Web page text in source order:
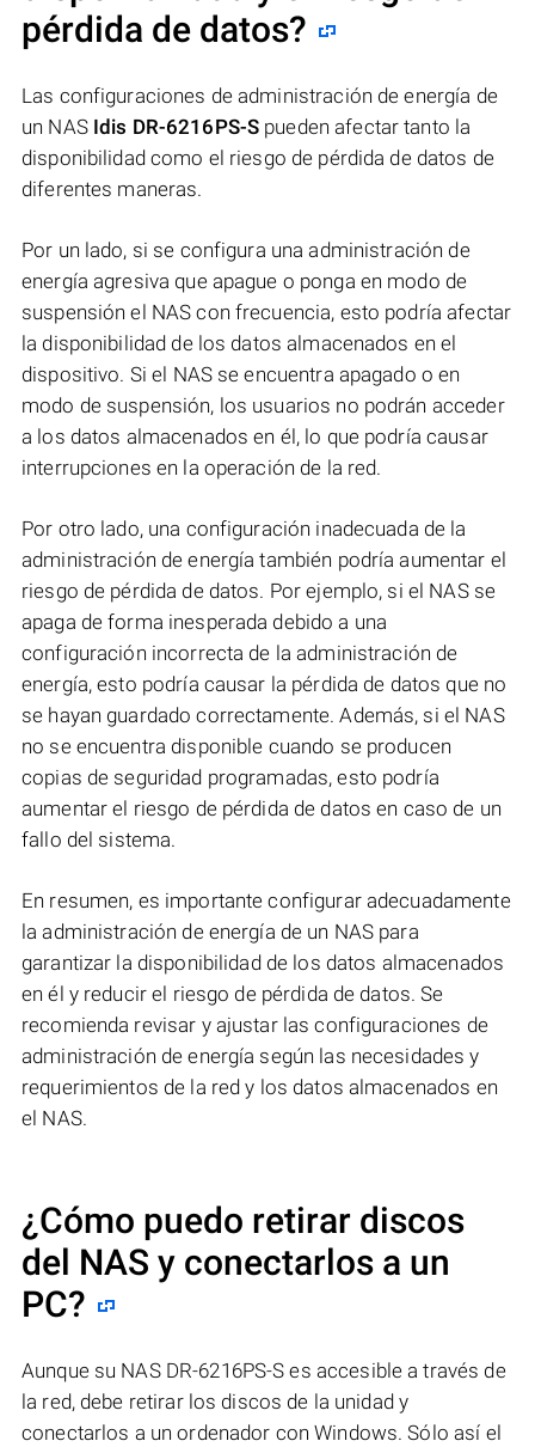
pérdida de datos?
Las configuraciones de administración de energía de
un NAS Idis DR-6216PS-S pueden afectar tanto la
disponibilidad como el riesgo de pérdida de datos de
diferentes maneras.
Por un lado, si se configura una administración de
energía agresiva que apague o ponga en modo de
suspensión el NAS con frecuencia, esto podría afectar
la disponibilidad de los datos almacenados en el
dispositivo. Si el NAS se encuentra apagado o en
modo de suspensión, los usuarios no podrán acceder
a los datos almacenados en él, lo que podría causar
interrupciones en la operación de la red.
Por otro lado, una configuración inadecuada de la
administración de energía también podría aumentar el
riesgo de pérdida de datos. Por ejemplo, si el NAS se
apaga de forma inesperada debido a una
configuración incorrecta de la administración de
energía, esto podría causar la pérdida de datos que no
se hayan guardado correctamente. Además, si el NAS
no se encuentra disponible cuando se producen
copias de seguridad programadas, esto podría
aumentar el riesgo de pérdida de datos en caso de un
fallo del sistema.
En resumen, es importante configurar adecuadamente
la administración de energía de un NAS para
garantizar la disponibilidad de los datos almacenados
en él y reducir el riesgo de pérdida de datos. Se
recomienda revisar y ajustar las configuraciones de
administración de energía según las necesidades y
requerimientos de la red y los datos almacenados en
el NAS.
¿Cómo puedo retirar discos
del NAS y conectarlos a un
PC?
Aunque su NAS DR-6216PS-S es accesible a través de
la red, debe retirar los discos de la unidad y
conectarlos a un ordenador con Windows. Sólo así el